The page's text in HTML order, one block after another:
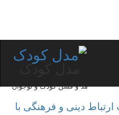
مدل کودک
مد و فشن کودک و نوجوان
ارتباط دینی و فرهنگی با